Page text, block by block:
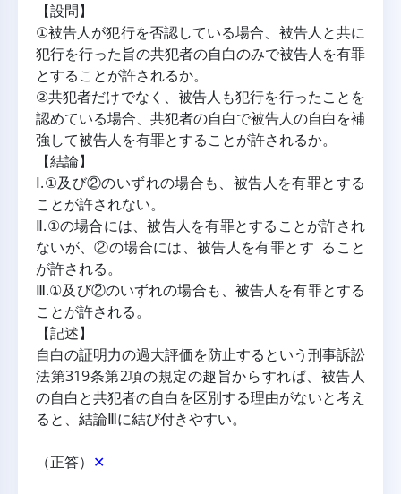
【設問】
①被告人が犯行を否認している場合、被告人と共に
犯行を行った旨の共犯者の自白のみで被告人を有罪
とすることが許されるか。
②共犯者だけでなく、被告人も犯行を行ったことを
認めている場合、共犯者の自白で被告人の自白を補
強して被告人を有罪とすることが許されるか。
【結論】
Ⅰ.①及び②のいずれの場合も、被告人を有罪とする
ことが許されない。
Ⅱ.①の場合には、被告人を有罪とすることが許され
ないが、②の場合には、被告人を有罪とす ること
が許される。
Ⅲ.①及び②のいずれの場合も、被告人を有罪とする
ことが許される。
【記述】
自白の証明力の過大評価を防止するという刑事訴訟
法第319条第2項の規定の趣旨からすれば、被告人
の自白と共犯者の自白を区別する理由がないと考え
ると、結論Ⅲに結び付きやすい。
（正答） ✕